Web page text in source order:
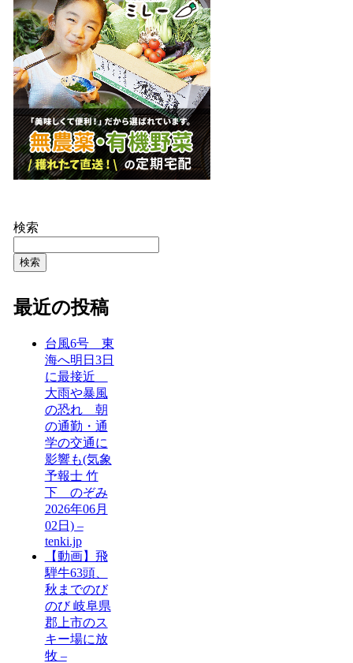
検索
検索
最近の投稿
台風6号 東
海へ明日3日
に最接近
大雨や暴風
の恐れ 朝
の通勤・通
学の交通に
影響も(気象
予報士 竹
下 のぞみ
2026年06月
02日) –
tenki.jp
【動画】飛
騨牛63頭、
秋までのび
のび 岐阜県
郡上市のス
キー場に放
牧 –